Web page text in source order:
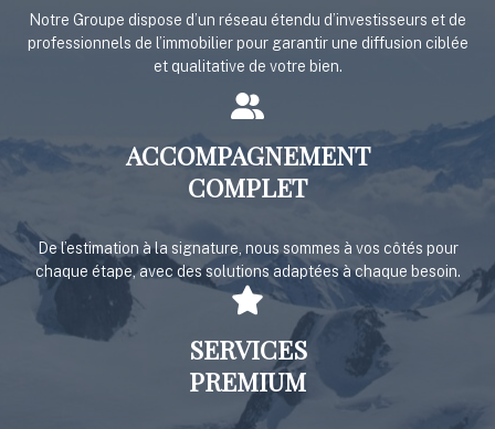
Notre Groupe dispose d’un réseau étendu d’investisseurs et de
professionnels de l’immobilier pour garantir une diffusion ciblée
et qualitative de votre bien.
ACCOMPAGNEMENT
COMPLET
De l’estimation à la signature, nous sommes à vos côtés pour
chaque étape, avec des solutions adaptées à chaque besoin.
SERVICES
PREMIUM